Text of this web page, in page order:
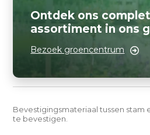
Ontdek ons
assortiment in ons
Bezoek groencentrum
Bevestigingsmateriaal tussen stam
te bevestigen.